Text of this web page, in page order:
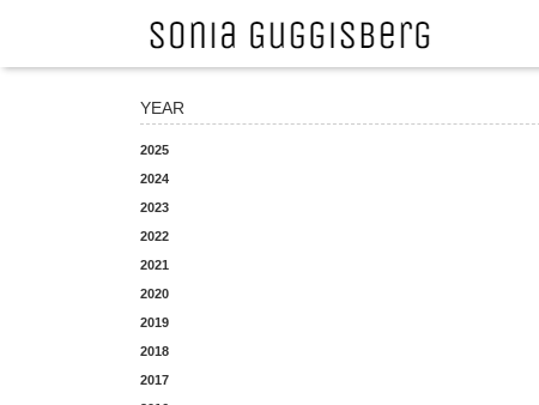
YEAR
2025
2024
2023
2022
2021
2020
2019
2018
2017